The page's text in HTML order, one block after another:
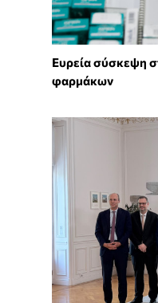
Ευρεία σύσκεψη
φαρμάκων